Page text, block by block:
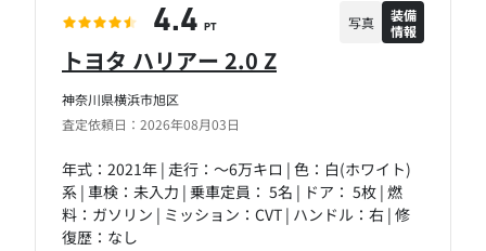
神奈川県横浜市旭区
査定依頼日：2026年08月03日
トヨタ ハリアー 2.0 Z
年式：2021年 | 走行：～6万キロ | 色：白(ホワイト)
系 | 車検：未入力 | 乗車定員： 5名 | ドア： 5枚 | 燃
料：ガソリン | ミッション：CVT | ハンドル：右 | 修
復歴：なし
4.4 PT 写真
装備
情報